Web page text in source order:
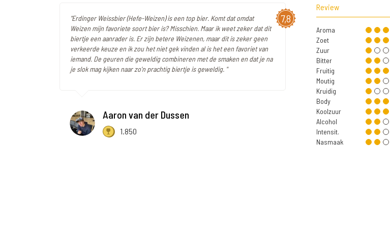
7,8
"Erdinger Weissbier (Hefe-Weizen) is een top bier. Komt dat omdat
Weizen mijn favoriete soort bier is? Misschien. Maar ik weet zeker dat dit
biertje een aanrader is. Er zijn betere Weizenen, maar dit is zeker geen
verkeerde keuze en ik zou het niet gek vinden al is het een favoriet van
iemand. De geuren die geweldig combineren met de smaken en dat je na
je slok mag kijken naar zo'n prachtig biertje is geweldig. "
Aaron van der Dussen
1.850
Review
Aroma
Zoet
Zuur
Bitter
Fruitig
Moutig
Kruidig
Body
Koolzuur
Alcohol
Intensit.
Nasmaak